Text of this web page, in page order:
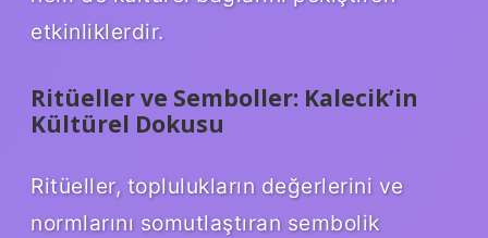
etkinliklerdir.
Ritüeller ve Semboller: Kalecik’in
Kültürel Dokusu
Ritüeller, toplulukların değerlerini ve
normlarını somutlaştıran sembolik